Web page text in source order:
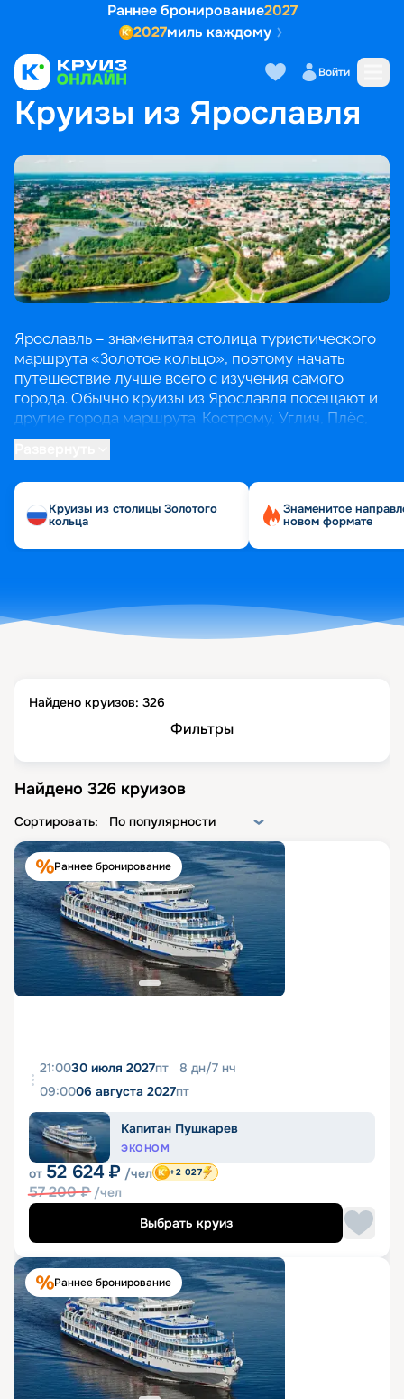
Раннее бронирование2027
2027миль каждому
Войти
ГЛАВНАЯ • ПОПУЛЯРНЫЕ НАПРАВЛЕНИЯ КРУИЗЫ ИЗ ЯРОСЛАВЛЯ
Круизы из Ярославля
Ярославль – знаменитая столица туристического
маршрута «Золотое кольцо», поэтому начать
путешествие лучше всего с изучения самого
города. Обычно круизы из Ярославля посещают и
другие города маршрута: Кострому, Углич, Плёс,
Мышкин, Рыбинск.
Кроме очевидного маршрута по Золотому кольцу,
Астрахани, или на север, до Санкт-Петербурга.
Круизы из столицы Золотого
кольца
Знаменитое
новом формате
Найдено круизов: 326
Фильтры
Найдено 326 круизов
Сортировать: По популярности
Раннее бронирование
21:0030 июля 2027пт 8 дн/7 нч
09:0006 августа 2027пт
Капитан Пушкарев
ЭКОНОМ
от 52 624 ₽ /чел
57 200₽ /чел
+2 027
Выбрать круиз
Раннее бронирование